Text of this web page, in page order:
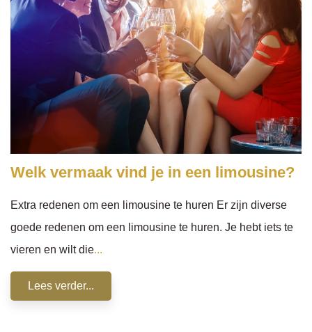
Welk vermaak vind je in een limousine?
Extra redenen om een limousine te huren Er zijn diverse
goede redenen om een limousine te huren. Je hebt iets te
vieren en wilt die...
Lees verder...